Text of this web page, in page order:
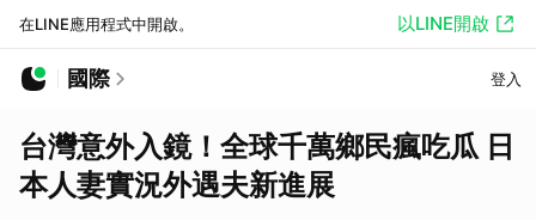
在LINE應用程式中開啟。 以LINE開啟
國際 登入
台灣意外入鏡！全球千萬鄉民瘋吃瓜 日
本人妻實況外遇夫新進展